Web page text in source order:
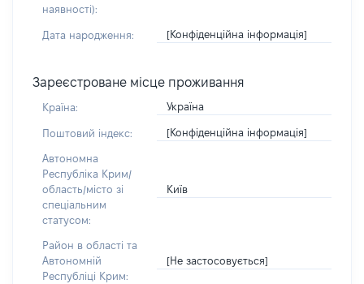
наявності):
Дата народження: [Конфіденційна інформація]
Зареєстроване місце проживання
Країна: Україна
Поштовий індекс: [Конфіденційна інформація]
Автономна
Республіка Крим/
область/місто зі
спеціальним
статусом:
Київ
Район в області та
Автономній
Республіці Крим:
[Не застосовується]